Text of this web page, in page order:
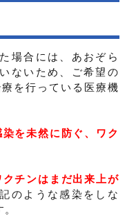
場合には、あおぞら
ないため、ご希望の
を行っている医療機
を未然に防ぐ、ワク
チンはまだ出来上が
のような感染をしな